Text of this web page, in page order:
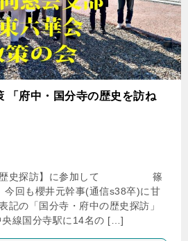
「府中・国分寺の歴史を訪ね
の歴史探訪】に参加して 篠
回も櫻井元幹事(通信s38卒)に甘
記の「国分寺・府中の歴史探訪」
線国分寺駅に14名の […]